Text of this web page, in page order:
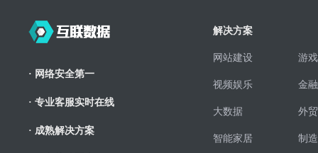
· 网络安全第一
· 专业客服实时在线
· 成熟解决方案
解决方案
网站建设 游
视频娱乐 金
大数据 外
智能家居 制